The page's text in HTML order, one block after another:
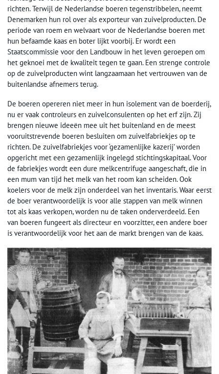
richten. Terwijl de Nederlandse boeren tegenstribbelen, neemt
Denemarken hun rol over als exporteur van zuivelproducten. De
periode van roem en welvaart voor de Nederlandse boeren met
hun befaamde kaas en boter lijkt voorbij. Er wordt een
Staatscommissie voor den Landbouw in het leven geroepen om
het geknoei met de kwaliteit tegen te gaan. Een strenge controle
op de zuivelproducten wint langzaamaan het vertrouwen van de
buitenlandse afnemers terug.
De boeren opereren niet meer in hun isolement van de boerderij,
nu er vaak controleurs en zuivelconsulenten op het erf zijn. Zij
brengen nieuwe ideeën mee uit het buitenland en de meest
vooruitstrevende boeren besluiten om zuivelfabriekjes op te
richten. De zuivelfabriekjes voor ‘gezamenlijke kazerij’ worden
opgericht met een gezamenlijk ingelegd stichtingskapitaal. Voor
de fabriekjes wordt een dure melkcentrifuge aangeschaft, die in
een mum van tijd het melk van het room kan scheiden. Ook
koelers voor de melk zijn onderdeel van het inventaris. Waar eerst
de boer verantwoordelijk is voor alle stappen van melk winnen
tot als kaas verkopen, worden nu de taken onderverdeeld. Een
van boeren fungeert als directeur en voorzitter, een andere boer
is verantwoordelijk voor het aan de markt brengen van de kaas.